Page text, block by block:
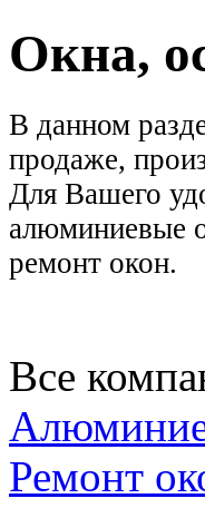
Окна,
В данном
продаже,
Для Вашего
алюминиевые
ремонт окон.
Все
Ремонт